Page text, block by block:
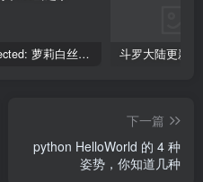
Protected: 萝莉白丝—丝袜写真
下一篇
python HelloWorld 的 4 种
姿势，你知道几种